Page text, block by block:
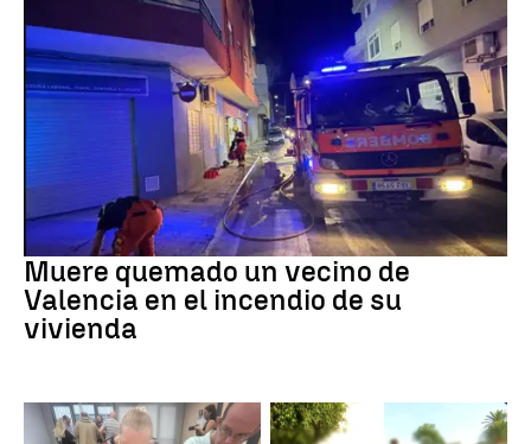
INCENDIO
Muere quemado un vecino de
Valencia en el incendio de su
vivienda